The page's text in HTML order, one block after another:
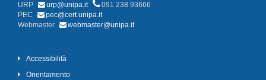
URP
urp@unipa.it
091 238 93666
PEC
pec@cert.unipa.it
Webmaster
webmaster@unipa.it
Accessibilità
Orientamento